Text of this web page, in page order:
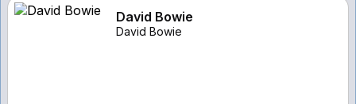
David Bowie
David Bowie